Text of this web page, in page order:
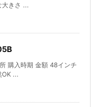
大きさ ...
購入時期 金額 48インチ
OK ...